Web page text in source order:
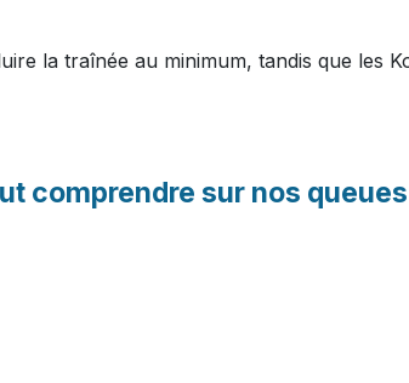
la traînée au minimum, tandis que les
comprendre sur nos